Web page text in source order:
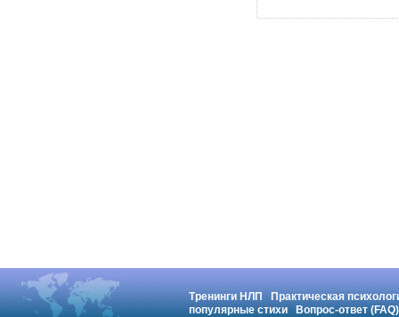
Тренинги НЛП
Практическая
популярные стихи
Вопрос-ответ (FAQ)